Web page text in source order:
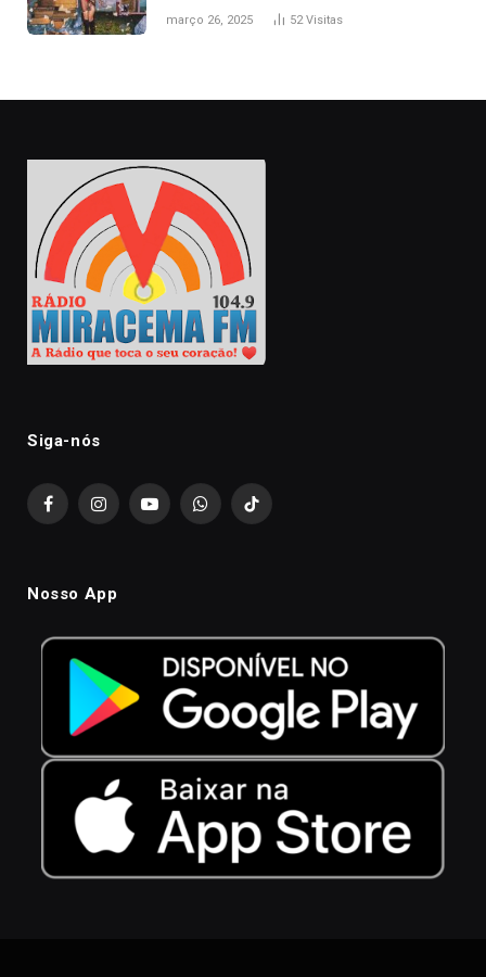
naturais’
março 26, 2025 52Visitas
Siga-nós
FacebookInstagramYouTubeWhatsAppTikTok
Nosso App